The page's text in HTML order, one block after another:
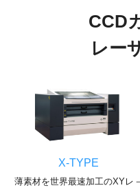
CCD
レー
X-TYPE
薄素材を世界最速加工のXYレ－